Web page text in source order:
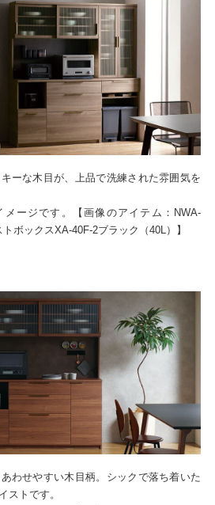
ーな木目が、上品で洗練された雰囲気を
ージです。【画像のアイテム：NWA-
ボックスXA-40F-2ブラック（40L）】
わせやすい木目柄。シックで落ち着いた
ストです。